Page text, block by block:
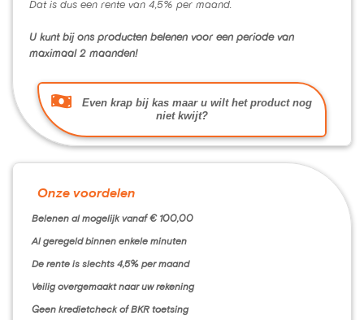
Dat is dus een rente van 4,5% per maand.
U kunt bij ons producten belenen voor een periode van
maximaal 2 maanden!
Even krap bij kas maar u wilt het product nog
niet kwijt?
Onze voordelen
Belenen al mogelijk vanaf € 100,00
Al geregeld binnen enkele minuten
De rente is slechts 4,5% per maand
Veilig overgemaakt naar uw rekening
Geen kredietcheck of BKR toetsing